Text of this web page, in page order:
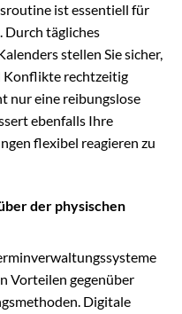
ist essentiell für
Durch tägliches
stellen Sie sicher,
Konflikte rechtzeitig
nur eine reibungslose
ebenfalls Ihre
flexibel reagieren zu
der physischen
Vorteilen gegenüber
Digitale